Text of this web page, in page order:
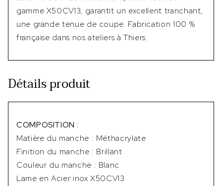
gamme X50CV13, garantit un excellent tranchant,
une grande tenue de coupe. Fabrication 100 %
française dans nos ateliers à Thiers.
Détails produit
COMPOSITION :
Matière du manche : Méthacrylate
Finition du manche : Brillant
Couleur du manche : Blanc
Lame en Acier inox X50CV13